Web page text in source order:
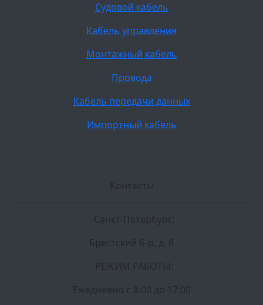
Судовой кабель
Кабель управления
Монтажный кабель
Провода
Кабель передачи данных
Импортный кабель
Контакты
Санкт-Петербург:
Брестский б-р, д. 8
РЕЖИМ РАБОТЫ:
Ежедневно c 8:00 до 17:00